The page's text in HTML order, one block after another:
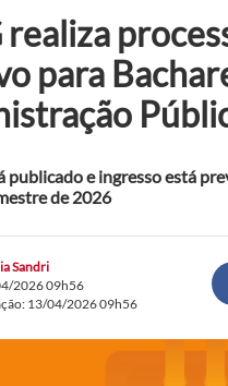
realiza
para
publicado e ingresso está
de 2026
Sandri
2026 09h56
13/04/2026 09h56